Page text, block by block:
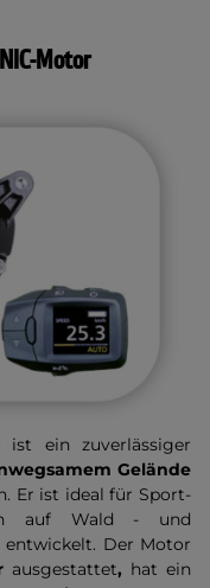
Motor
ist ein zuverlässiger
Gelände
Er ist ideal für Sport-
auf Wald - und
entwickelt. Der Motor
ausgestattet, hat ein